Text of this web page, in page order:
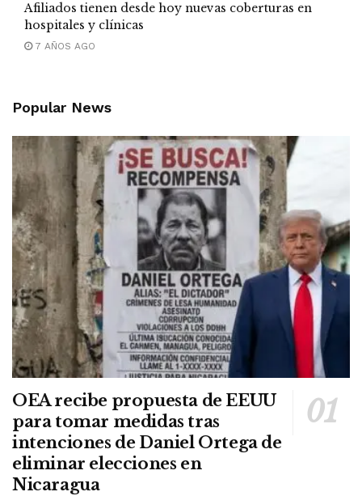
Afiliados tienen desde hoy nuevas coberturas en
hospitales y clínicas
7 AÑOS AGO
Popular News
OEA recibe propuesta de EEUU
para tomar medidas tras
intenciones de Daniel Ortega de
eliminar elecciones en
Nicaragua